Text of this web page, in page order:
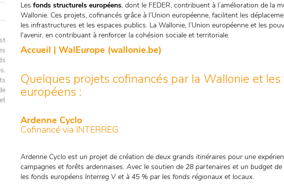
Les fonds structurels européens, dont le FEDER, contribuent à l’amélioration de la
Wallonie. Ces projets, cofinancés grâce à l’Union européenne, facilitent les
les infrastructures et les espaces publics. La Wallonie, l’Union européenne et les
l'avenir, en contribuant à renforcer la cohésion sociale et territoriale.
Accueil | WalEurope (wallonie.be)
Quelques projets cofinancés par la Wallonie et
européens :
Ardenne Cyclo
Cofinancé via INTERREG
Ardenne Cyclo est un projet de création de deux grands itinéraires pour une
campagnes et forêts ardennaises. Avec le soutien de 28 partenaires et un budget
les fonds européens Interreg V et à 45 % par les fonds régionaux et locaux.